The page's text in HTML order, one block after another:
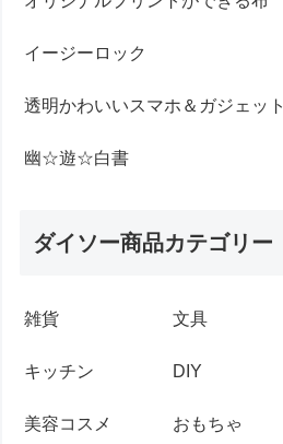
イージーロック
透明かわいいスマホ＆ガジェット
幽☆遊☆白書
ダイソー商品カテゴリー
雑貨 文具
キッチン DIY
美容コスメ おもちゃ